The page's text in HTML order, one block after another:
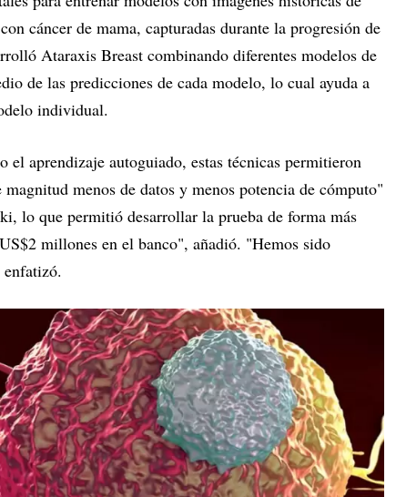
cáncer de mama, capturadas durante la progresión de
Ataraxis Breast combinando diferentes modelos de
de las predicciones de cada modelo, lo cual ayuda a
individual.
el aprendizaje autoguiado, estas técnicas permitieron
menos de datos y menos potencia de cómputo"
lo que permitió desarrollar la prueba de forma más
millones en el banco", añadió. "Hemos sido